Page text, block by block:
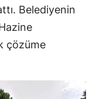
Belediyenin
çözüme